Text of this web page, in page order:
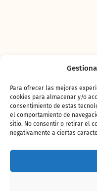
Para ofrecer las mejores
cookies para almacenar y/o
consentimiento de estas
el comportamiento de
sitio. No consentir o retirar el
negativamente a ciertas